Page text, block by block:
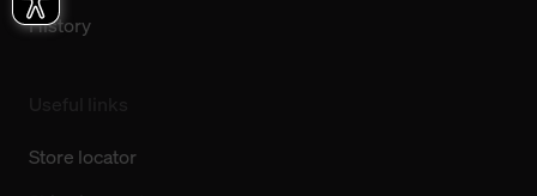
History
Store locator